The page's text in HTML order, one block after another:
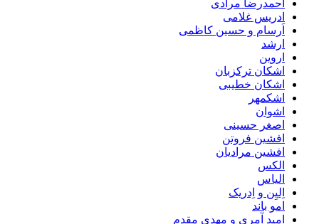
احمدرضا مرادی
ادریس غلامی
اَرسام و حسین کاظمی
ارشد
اروین
اشکان ترکزبان
اشکان خطیبی
اشکمهر
اشوان
اصغر حسینی
افشین فروتن
افشین مرادیان
الکس
الیاس
اِلیِن و اِدریک
امو باند
امید آمری و مهدی مقدم